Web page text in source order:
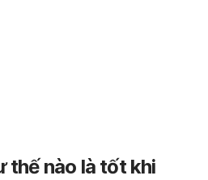
thế nào là tốt khi